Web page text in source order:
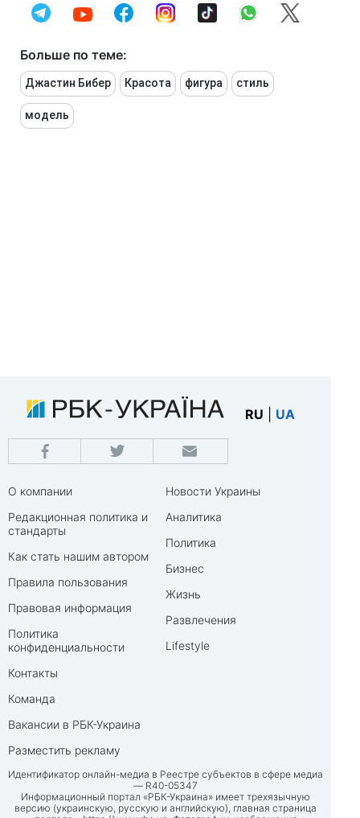
Больше по теме:
Джастин Бибер Красота фигура стиль
модель
RU UA
О компании
Редакционная политика и
стандарты
Как стать нашим автором
Правила пользования
Правовая информация
Политика
конфиденциальности
Контакты
Команда
Вакансии в РБК-Украина
Разместить рекламу
Новости Украины
Аналитика
Политика
Бизнес
Жизнь
Развлечения
Lifestyle
Идентификатор онлайн-медиа в Реестре субъектов в сфере медиа
— R40-05347
Информационный портал «РБК-Украина» имеет трехязычную
версию (украинскую, русскую и английскую), главная страница